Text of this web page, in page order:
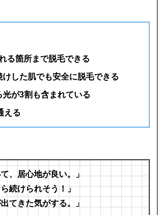
る箇所まで脱毛できる
した肌でも安全に脱毛できる
が3割も含まれている
える
、居心地が良い。」
続けられそう！」
てきた気がする。」